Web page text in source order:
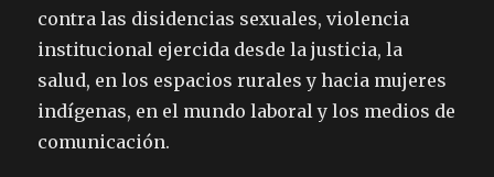
contra las disidencias sexuales, violencia
institucional ejercida desde la justicia, la
salud, en los espacios rurales y hacia mujeres
indígenas, en el mundo laboral y los medios de
comunicación.